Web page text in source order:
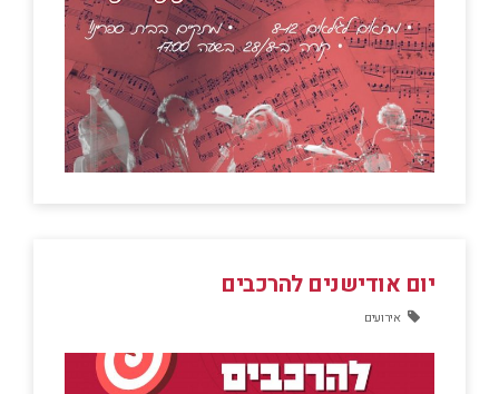
יום אודישנים להרכבים
אירועים